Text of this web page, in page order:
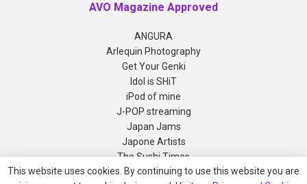
AVO Magazine Approved
ANGURA
Arlequin Photography
Get Your Genki
Idol is SHiT
iPod of mine
J-POP streaming
Japan Jams
Japone Artists
The Sushi Times
This website uses cookies. By continuing to use this website you are